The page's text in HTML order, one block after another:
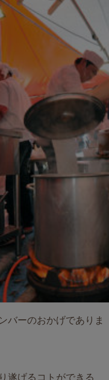
バーのおかげでありま
遂げるコトができる